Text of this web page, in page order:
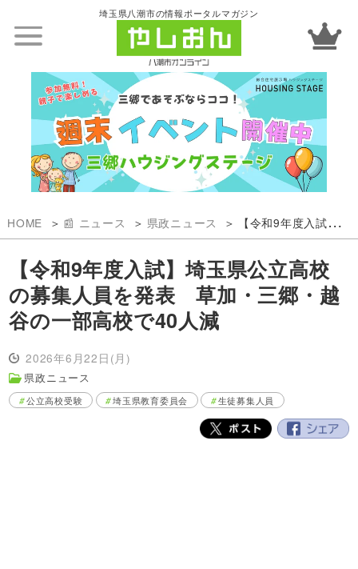
埼玉県八潮市の情報ポータルマガジン
HOME 📰 ニュース 県政ニュース 【令和9年度入試】埼玉県公立高校の募集人員を発表 草加・三郷・越谷の一部高校で40人減
【令和9年度入試】埼玉県公立高校
の募集人員を発表 草加・三郷・越
谷の一部高校で40人減
2026年6月22日(月)
県政ニュース
公立高校受験 埼玉県教育委員会 生徒募集人員